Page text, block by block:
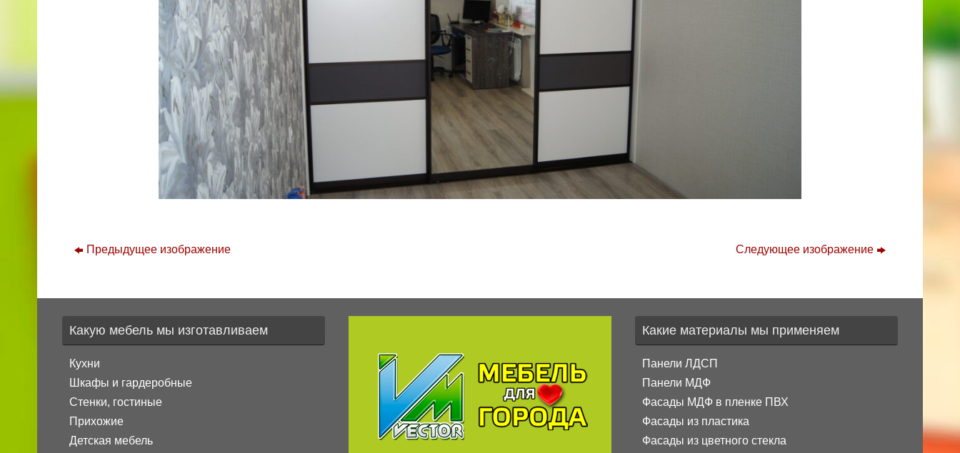
Предыдущее изображение Следующее изображение
Какую мебель мы изготавливаем
Кухни
Шкафы и гардеробные
Стенки, гостиные
Прихожие
Детская мебель
Какие материалы мы применяем
Панели ЛДСП
Панели МДФ
Фасады МДФ в пленке ПВХ
Фасады из пластика
Фасады из цветного стекла